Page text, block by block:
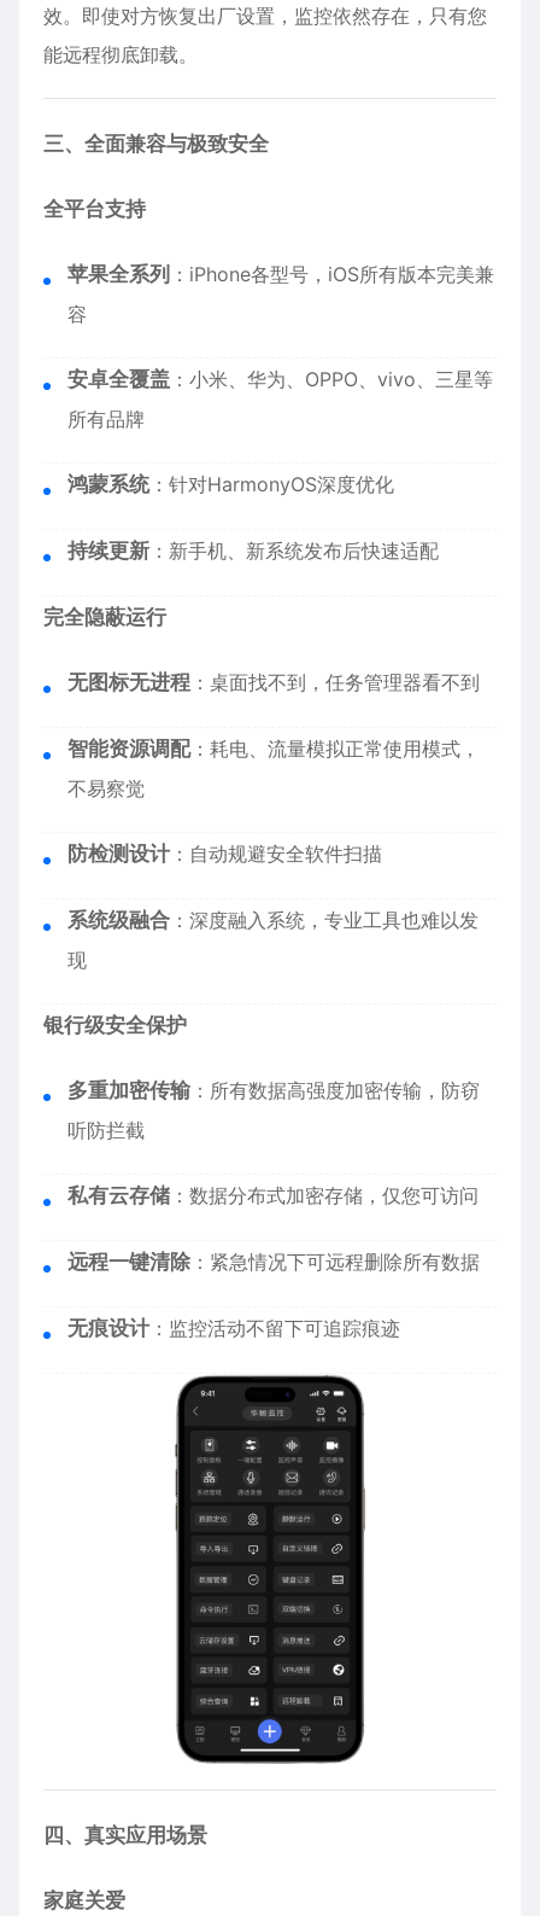
效。即使对方恢复出厂设置，监控依然存在，只有您
能远程彻底卸载。
三、全面兼容与极致安全
全平台支持
苹果全系列 ： iPhone各型号，iOS所有版本完美兼
容
安卓全覆盖 ：小米、华为、OPPO、vivo、三星等
所有品牌
鸿蒙系统：针对HarmonyOS深度优化
持续更新 ：新手机、新系统发布后快速适配
完全隐蔽运行
无图标无进程 ：桌面找不到，任务管理器看不到
智能资源调配：耗电、流量模拟正常使用模式，
不易察觉
防检测设计 ：自动规避安全软件扫描
系统级融合 ：深度融入系统，专业工具也难以发
现
银行级安全保护
多重加密传输 ：所有数据高强度加密传输，防窃
听防拦截
私有云存储 ：数据分布式加密存储，仅您可访问
远程一键清除 ：紧急情况下可远程删除所有数据
无痕设计 ：监控活动不留下可追踪痕迹
四、真实应用场景
家庭关爱